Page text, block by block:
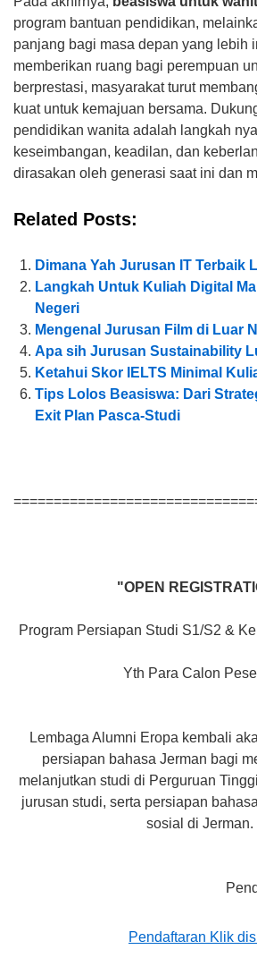
program bantuan pendidikan,
panjang bagi masa depan yang lebih
memberikan ruang bagi perempuan
berprestasi, masyarakat turut
kuat untuk kemajuan bersama.
pendidikan wanita adalah langkah
keseimbangan, keadilan, dan
dirasakan oleh generasi saat ini dan
Related Posts:
Dimana Yah Jurusan IT Terbaik
Langkah Untuk Kuliah Digital
Negeri
Mengenal Jurusan Film di Luar
Apa sih Jurusan Sustainability
Ketahui Skor IELTS Minimal
Tips Lolos Beasiswa: Dari
Exit Plan Pasca-Studi
"OPEN
Program Persiapan Studi S1/S2 &
Yth Para Calon
Lembaga Alumni Eropa kembali
persiapan bahasa Jerman bagi
melanjutkan studi di Perguruan
jurusan studi, serta persiapan
sosial di Jerman.
Pendaftaran Klik